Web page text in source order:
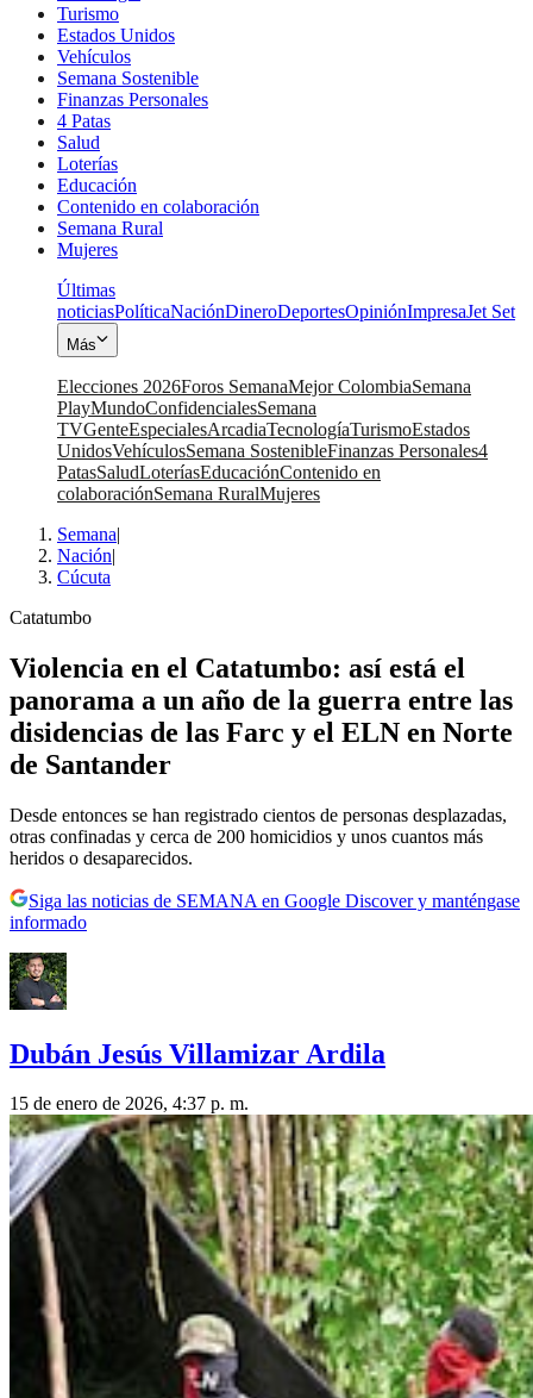
Turismo
Estados Unidos
Vehículos
Semana Sostenible
Finanzas Personales
4 Patas
Salud
Loterías
Educación
Contenido en colaboración
Semana Rural
Mujeres
Últimas
noticiasPolíticaNaciónDineroDeportesOpiniónImpresaJet Set
Más
Elecciones 2026Foros SemanaMejor ColombiaSemana
PlayMundoConfidencialesSemana
TVGenteEspecialesArcadiaTecnologíaTurismoEstados
UnidosVehículosSemana SostenibleFinanzas Personales4
PatasSaludLoteríasEducaciónContenido en
colaboraciónSemana RuralMujeres
Semana|
Nación|
Cúcuta
Catatumbo
Violencia en el Catatumbo: así está el
panorama a un año de la guerra entre las
disidencias de las Farc y el ELN en Norte
de Santander
Desde entonces se han registrado cientos de personas desplazadas,
otras confinadas y cerca de 200 homicidios y unos cuantos más
heridos o desaparecidos.
Siga las noticias de SEMANA en Google Discover y manténgase
informado
Dubán Jesús Villamizar Ardila
15 de enero de 2026, 4:37 p. m.